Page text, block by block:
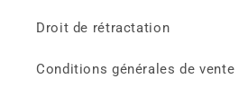
Droit de rétractation
Conditions générales de vente